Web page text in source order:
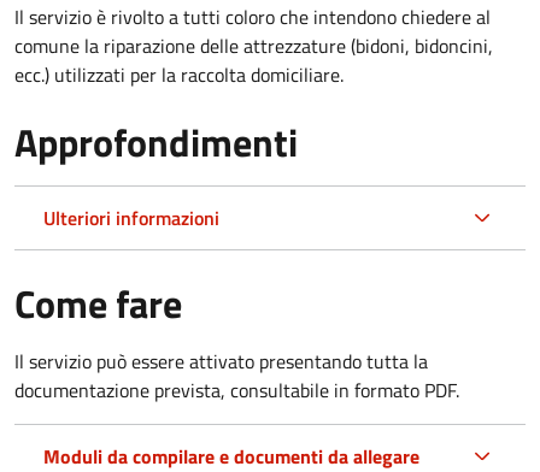
Il servizio è rivolto a tutti coloro che intendono chiedere al
comune la riparazione delle attrezzature (bidoni, bidoncini,
ecc.) utilizzati per la raccolta domiciliare.
Approfondimenti
Ulteriori informazioni
Come fare
Il servizio può essere attivato presentando tutta la
documentazione prevista, consultabile in formato PDF.
Moduli da compilare e documenti da allegare